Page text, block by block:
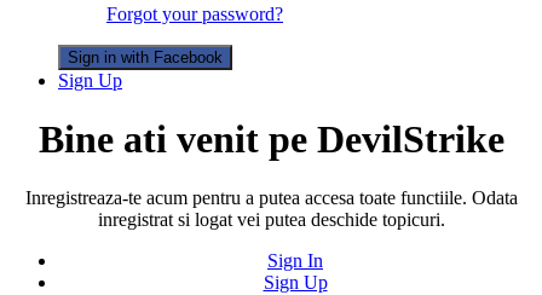
Forgot your password?
Sign in with Facebook
Sign Up
Bine ati venit pe DevilStrike
Inregistreaza-te acum pentru a putea accesa toate functiile. Odata
inregistrat si logat vei putea deschide topicuri.
Sign In
Sign Up